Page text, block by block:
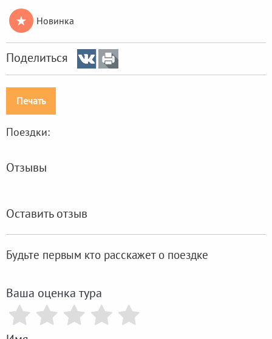
★ Новинка
Поделиться
Печать
Поездки:
Отзывы
Оставить отзыв
Будьте первым кто расскажет о поездке
Ваша оценка тура